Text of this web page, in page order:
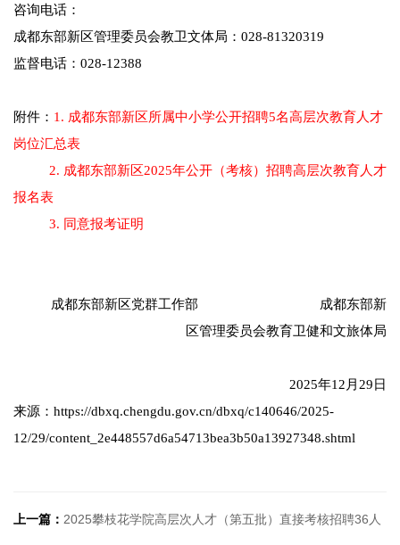
咨询电话：
成都东部新区管理委员会教卫文体局：028-81320319
监督电话：028-12388
附件： 1. 成都东部新区所属中小学公开招聘5名高层次教育人才
岗位汇总表
2. 成都东部新区2025年公开（考核）招聘高层次教育人才
报名表
3. 同意报考证明
成都东部新区党群工作部 成都东部新
区管理委员会教育卫健和文旅体局
2025年12月29日
来源：https://dbxq.chengdu.gov.cn/dbxq/c140646/2025-
12/29/content_2e448557d6a54713bea3b50a13927348.shtml
上一篇： 2025攀枝花学院高层次人才（第五批）直接考核招聘36人